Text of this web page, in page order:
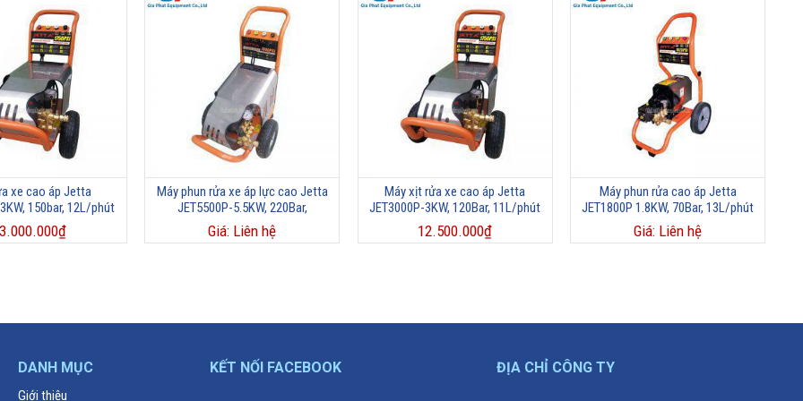
xe cao áp Jetta
150bar, 12L/phút
₫
Máy phun rửa xe áp lực cao Jetta
JET5500P-5.5KW, 220Bar,
15L/phút
Giá: Liên hệ
Máy xịt rửa xe cao áp Jetta
JET3000P-3KW, 120Bar, 11L/phút
12.500.000₫
Máy phun rửa cao áp Jetta
JET1800P 1.8KW, 70Bar, 13L/phút
Giá: Liên hệ
DANH MỤC
Giới thiệu
KẾT NỐI FACEBOOK ĐỊA CHỈ CÔNG TY